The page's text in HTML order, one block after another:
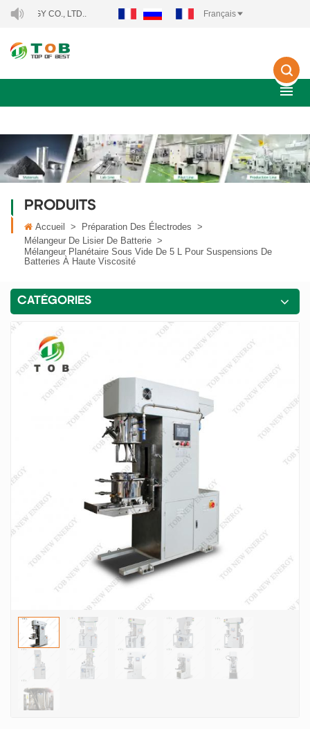
BIENVENUE À XIAMEN TOB NEW ENERGY
Français
PRODUITS
Accueil > Préparation Des Électrodes >
Mélangeur De Lisier De Batterie >
Mélangeur Planétaire Sous Vide De 5 L Pour Suspensions De
Batteries À Haute Viscosité
CATÉGORIES